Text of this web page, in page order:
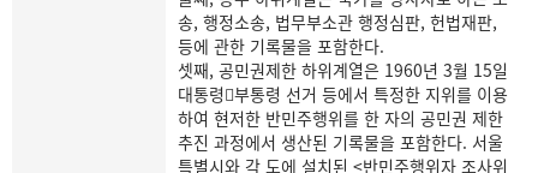
송, 행정소송, 법무부소관 행정심판, 헌법재판,
등에 관한 기록물을 포함한다.
셋째, 공민권제한 하위계열은 1960년 3월 15일
대통령부통령 선거 등에서 특정한 지위를 이용
하여 현저한 반민주행위를 한 자의 공민권 제한
추진 과정에서 생산된 기록물을 포함한다. 서울
특별시와 각 도에 설치된 <반민주행위자 조사위